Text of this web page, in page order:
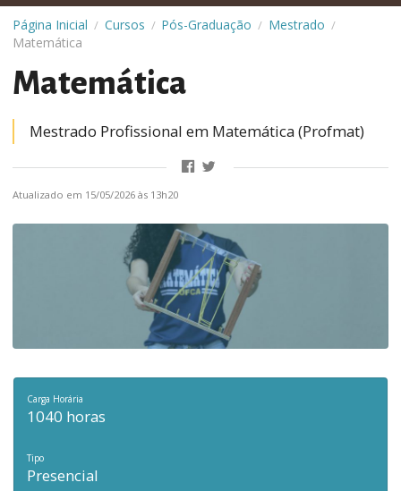
Página Inicial / Cursos / Pós-Graduação / Mestrado /
Matemática
Matemática
Mestrado Profissional em Matemática (Profmat)
Atualizado em 15/05/2026 às 13h20
Carga Horária
1040 horas
Tipo
Presencial